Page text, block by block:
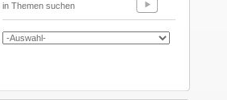
in Themen suchen